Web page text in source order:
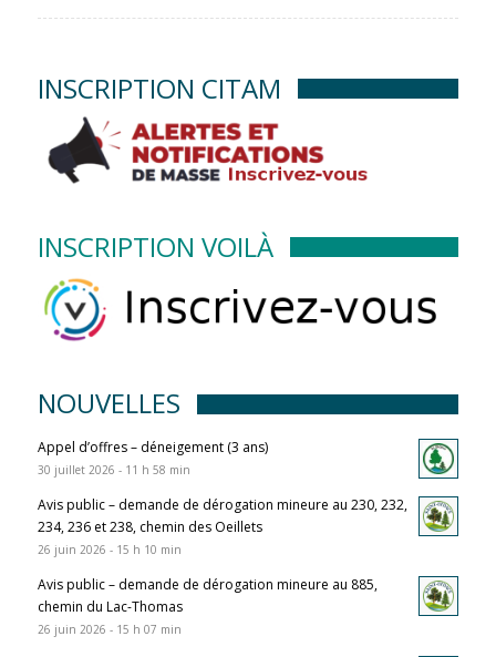
INSCRIPTION CITAM
INSCRIPTION VOILÀ
NOUVELLES
Appel d’offres – déneigement (3 ans)
30 juillet 2026 - 11 h 58 min
Avis public – demande de dérogation mineure au 230, 232,
234, 236 et 238, chemin des Oeillets
26 juin 2026 - 15 h 10 min
Avis public – demande de dérogation mineure au 885,
chemin du Lac-Thomas
26 juin 2026 - 15 h 07 min